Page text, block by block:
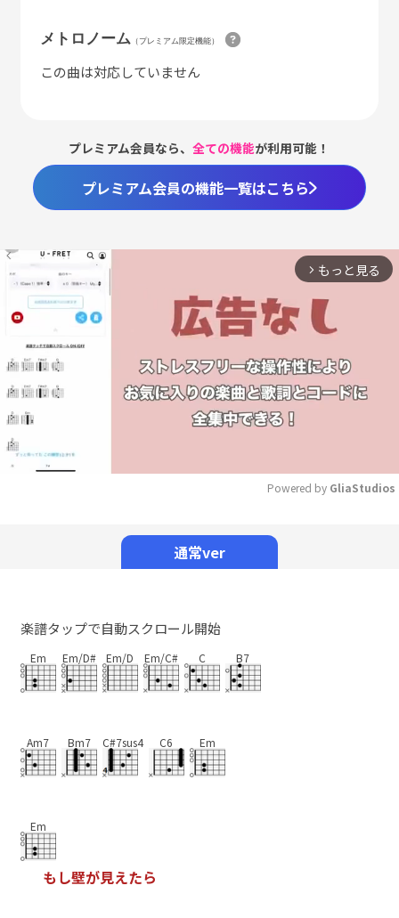
メトロノーム （プレミアム限定機能）
この曲は対応していません
プレミアム会員なら、全ての機能が利用可能！
プレミアム会員の機能一覧はこちら
arrow_forward_ios もっと見る
Powered by GliaStudios
通常ver
楽譜タップで自動スクロール開始
Em Em/D# Em/D Em/C# C B7
Am7 Bm7 C#7sus4 C6 Em
Em
もし壁が見えたら